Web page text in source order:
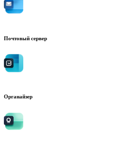
Почтовый сервер
Органайзер